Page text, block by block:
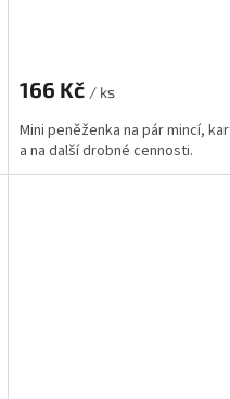
166 Kč / ks
Mini peněženka na pár mincí,
a na další drobné cennosti.